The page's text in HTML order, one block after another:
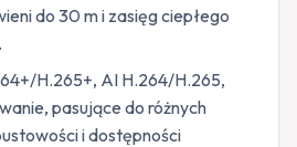
do 30 m i zasięg ciepłego
H.265+, AI H.264/H.265,
pasujące do różnych
i dostępności